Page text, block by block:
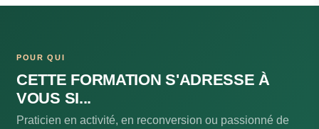
POUR QUI
CETTE FORMATION S'ADRESSE À
VOUS SI...
Praticien en activité, en reconversion ou passionné de